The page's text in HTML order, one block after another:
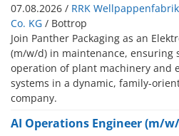
07.08.2026 / RRK
Co. KG / Bottrop
Join Panther Packaging as an
(m/w/d) in maintenance, ensuring
operation of plant machinery and
systems in a dynamic, family-
company.
AI Operations Engineer (m/